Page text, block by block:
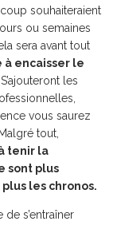
souhaiteraient
ou semaines
sera avant tout
encaisser le
. S’ajouteront les
vous saurez
tout,
tenir la
sont plus
les chronos.
s’entraîner